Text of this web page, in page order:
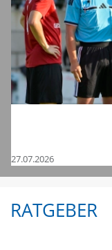
27.07.2026
RATGEBER